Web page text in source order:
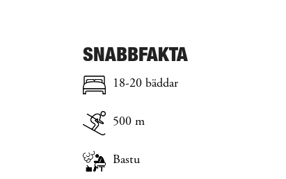
SNABBFAKTA
18-20 bäddar
500 m
Bastu